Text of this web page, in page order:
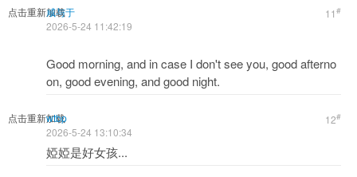
点击重新加载 11 #
咸与于
2026-5-24 11:42:19
Good morning, and in case I don't see you, good afterno
on, good evening, and good night.
点击重新加载 12#
wtbp
2026-5-24 13:10:34
婭婭是好女孩...